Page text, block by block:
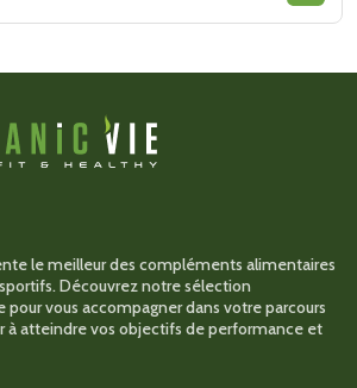
le meilleur des compléments alimentaires
Découvrez notre sélection
vous accompagner dans votre parcours
à atteindre vos objectifs de performance et